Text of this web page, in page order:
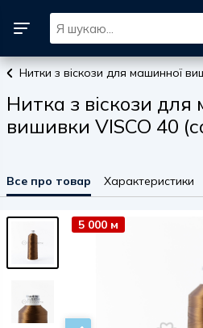
Нитки з віскози для машинної
Нитка з віскози
вишивки VISCO 40
Все про товар Характеристики
5 000 м
5 000 м
5 000 м
5 000 м